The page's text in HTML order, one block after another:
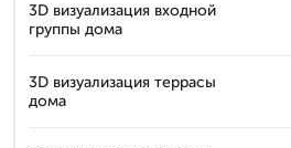
3D визуализация входной
группы дома
3D визуализация террасы
дома